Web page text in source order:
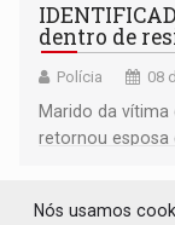
dentro de
Polícia 08
Marido da vítima
retornou esposa
Nós usamos